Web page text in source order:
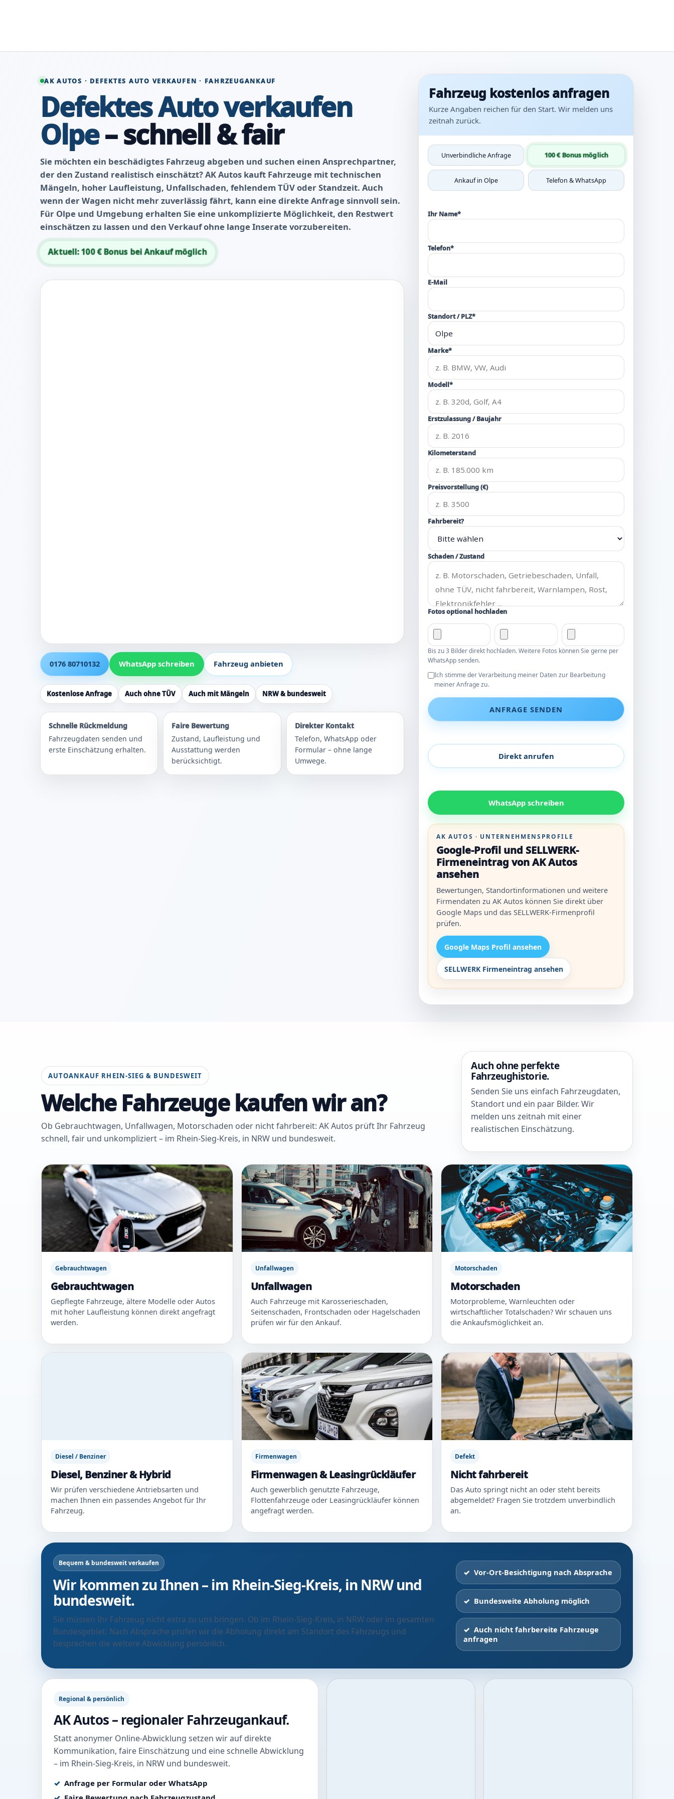
AK AUTOS · DEFEKTES AUTO VERKAUFEN · FAHRZEUGANKAUF
Defektes Auto verkaufen
Olpe– schnell & fair
Sie möchten ein beschädigtes Fahrzeug abgeben und suchen einen Ansprechpartner,
der den Zustand realistisch einschätzt? AK Autos kauft Fahrzeuge mit technischen
Mängeln, hoher Laufleistung, Unfallschaden, fehlendem TÜV oder Standzeit. Auch
wenn der Wagen nicht mehr zuverlässig fährt, kann eine direkte Anfrage sinnvoll sein.
Für Olpe und Umgebung erhalten Sie eine unkomplizierte Möglichkeit, den Restwert
einschätzen zu lassen und den Verkauf ohne lange Inserate vorzubereiten.
Aktuell: 100 € Bonus bei Ankauf möglich
0176 80710132 WhatsApp schreiben Fahrzeug anbieten
Kostenlose Anfrage Auch ohne TÜV Auch mit Mängeln NRW & bundesweit
Schnelle Rückmeldung
Fahrzeugdaten senden und
erste Einschätzung erhalten.
Faire Bewertung
Zustand, Laufleistung und
Ausstattung werden
berücksichtigt.
Direkter Kontakt
Telefon, WhatsApp oder
Formular – ohne lange
Umwege.
Fahrzeug kostenlos anfragen
Kurze Angaben reichen für den Start. Wir melden uns
zeitnah zurück.
Unverbindliche Anfrage 100 € Bonus möglich
Ankauf in Olpe Telefon & WhatsApp
Ihr Name*
Telefon*
E-Mail
Standort / PLZ*
Marke*
Modell*
Erstzulassung / Baujahr
Kilometerstand
Preisvorstellung (€)
Fahrbereit?
Schaden / Zustand
Fotos optional hochladen
Bis zu 3 Bilder direkt hochladen. Weitere Fotos können Sie gerne per
WhatsApp senden.
Ich stimme der Verarbeitung meiner Daten zur Bearbeitung
meiner Anfrage zu.
ANFRAGE SENDEN
Direkt anrufen
WhatsApp schreiben
AK AUTOS · UNTERNEHMENSPROFILE
Google-Profil und SELLWERK-
Firmeneintrag von AK Autos
ansehen
Bewertungen, Standortinformationen und weitere
Firmendaten zu AK Autos können Sie direkt über
Google Maps und das SELLWERK-Firmenprofil
prüfen.
Google Maps Profil ansehen
SELLWERK Firmeneintrag ansehen
AUTOANKAUF RHEIN-SIEG & BUNDESWEIT
Welche Fahrzeuge kaufen wir an?
Ob Gebrauchtwagen, Unfallwagen, Motorschaden oder nicht fahrbereit: AK Autos prüft Ihr Fahrzeug
schnell, fair und unkompliziert – im Rhein-Sieg-Kreis, in NRW und bundesweit.
Auch ohne perfekte
Fahrzeughistorie.
Senden Sie uns einfach Fahrzeugdaten,
Standort und ein paar Bilder. Wir
melden uns zeitnah mit einer
realistischen Einschätzung.
Gebrauchtwagen
Gebrauchtwagen
Gepflegte Fahrzeuge, ältere Modelle oder Autos
mit hoher Laufleistung können direkt angefragt
werden.
Unfallwagen
Unfallwagen
Auch Fahrzeuge mit Karosserieschaden,
Seitenschaden, Frontschaden oder Hagelschaden
prüfen wir für den Ankauf.
Motorschaden
Motorschaden
Motorprobleme, Warnleuchten oder
wirtschaftlicher Totalschaden? Wir schauen uns
die Ankaufsmöglichkeit an.
Diesel / Benziner
Diesel, Benziner & Hybrid
Wir prüfen verschiedene Antriebsarten und
machen Ihnen ein passendes Angebot für Ihr
Fahrzeug.
Firmenwagen
Firmenwagen & Leasingrückläufer
Auch gewerblich genutzte Fahrzeuge,
Flottenfahrzeuge oder Leasingrückläufer können
angefragt werden.
Defekt
Nicht fahrbereit
Das Auto springt nicht an oder steht bereits
abgemeldet? Fragen Sie trotzdem unverbindlich
an.
Bequem & bundesweit verkaufen
Wir kommen zu Ihnen – im Rhein-Sieg-Kreis, in NRW und
bundesweit.
Sie müssen Ihr Fahrzeug nicht extra zu uns bringen. Ob im Rhein-Sieg-Kreis, in NRW oder im gesamten
Bundesgebiet: Nach Absprache prüfen wir die Abholung direkt am Standort des Fahrzeugs und
besprechen die weitere Abwicklung persönlich.
Vor-Ort-Besichtigung nach Absprache
Bundesweite Abholung möglich
Auch nicht fahrbereite Fahrzeuge
anfragen
Regional & persönlich
AK Autos – regionaler Fahrzeugankauf.
Statt anonymer Online-Abwicklung setzen wir auf direkte
Kommunikation, faire Einschätzung und eine schnelle Abwicklung
– im Rhein-Sieg-Kreis, in NRW und bundesweit.
Anfrage per Formular oder WhatsApp